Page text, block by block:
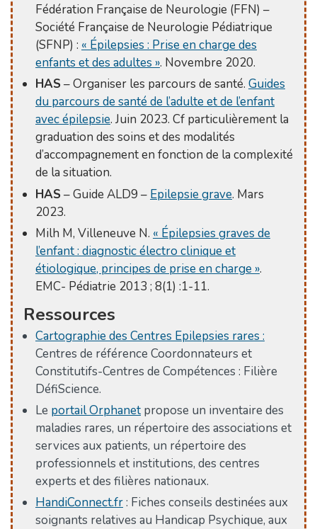
Fédération Française de Neurologie (FFN) –
Société Française de Neurologie Pédiatrique
(SFNP) : « Épilepsies : Prise en charge des
enfants et des adultes ». Novembre 2020.
HAS – Organiser les parcours de santé. Guides
du parcours de santé de l’adulte et de l’enfant
avec épilepsie. Juin 2023. Cf particulièrement la
graduation des soins et des modalités
d’accompagnement en fonction de la complexité
de la situation.
HAS – Guide ALD9 – Epilepsie grave. Mars
2023.
Milh M, Villeneuve N. « Épilepsies graves de
l’enfant : diagnostic électro clinique et
étiologique, principes de prise en charge ».
EMC- Pédiatrie 2013 ; 8(1) :1-11.
Ressources
Cartographie des Centres Epilepsies rares :
Centres de référence Coordonnateurs et
Constitutifs-Centres de Compétences : Filière
DéfiScience.
Le portail Orphanet propose un inventaire des
maladies rares, un répertoire des associations et
services aux patients, un répertoire des
professionnels et institutions, des centres
experts et des filières nationaux.
HandiConnect.fr: Fiches conseils destinées aux
soignants relatives au Handicap Psychique, aux